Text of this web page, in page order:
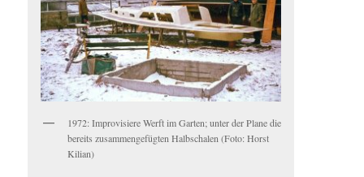
1972: Improvisiere Werft im Garten; unter der Plane die
bereits zusammengefügten Halbschalen (Foto: Horst
Kilian)